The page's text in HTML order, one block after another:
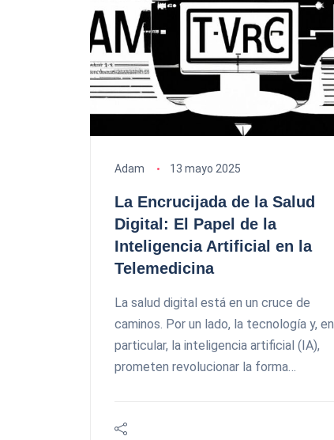
Adam 13 mayo 2025
La Encrucijada de la Salud
Digital: El Papel de la
Inteligencia Artificial en la
Telemedicina
La salud digital está en un cruce de
caminos. Por un lado, la tecnología y, en
particular, la inteligencia artificial (IA),
prometen revolucionar la forma…